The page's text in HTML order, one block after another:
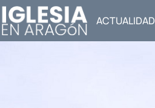
ACTUALIDAD